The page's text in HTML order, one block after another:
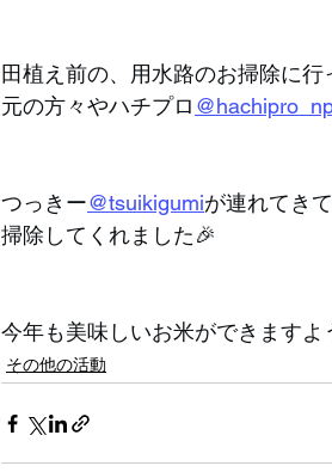
田植え前の、用水路のお掃除に
元の方々やハチプロ
つっきー@tsuikigumiが連れてき
掃除してくれました🎉
今年も美味しいお米ができますよ
その他の活動